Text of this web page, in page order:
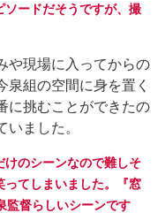
ソードだそうですが、撮
や現場に入ってからの
組の空間に身を置く
に挑むことができたの
ました。
けのシーンなので難しそ
ってしまいました。『窓
監督らしいシーンです